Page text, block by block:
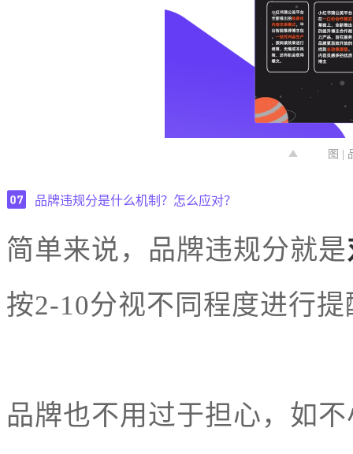
图 |
品牌违规分是什么机制？怎么应对？
简单来说，品牌违规分就是
按2-10分视不同程度进行
品牌也不用过于担心，如